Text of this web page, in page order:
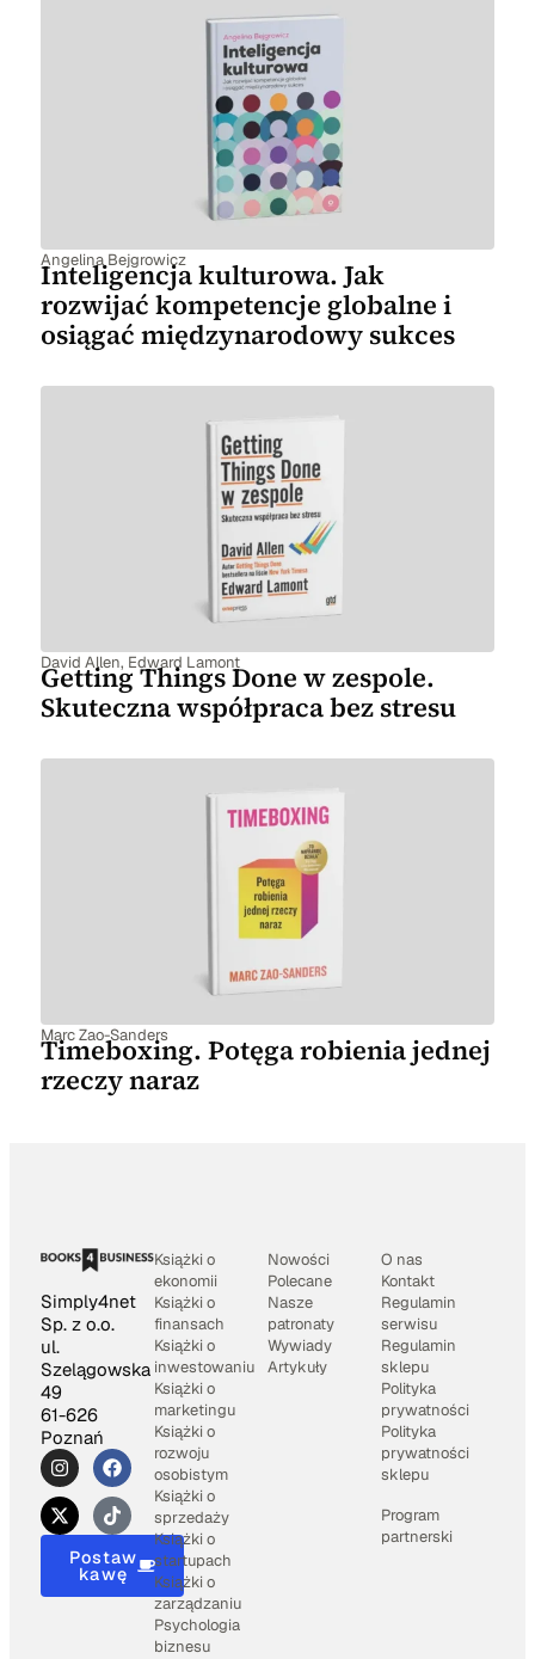
Angelina Bejgrowicz
Inteligencja kulturowa. Jak
rozwijać kompetencje globalne i
osiągać międzynarodowy sukces
David Allen, Edward Lamont
Getting Things Done w zespole.
Skuteczna współpraca bez stresu
Marc Zao-Sanders
Timeboxing. Potęga robienia jednej
rzeczy naraz
Simply4net
Sp. z o.o.
ul.
Szelągowska
49
61-626
Poznań
Postaw
kawę
Książki o
ekonomii
Książki o
finansach
Książki o
inwestowaniu
Książki o
marketingu
Książki o
rozwoju
osobistym
Książki o
sprzedaży
Książki o
startupach
Książki o
zarządzaniu
Psychologia
biznesu
Nowości
Polecane
Nasze
patronaty
Wywiady
Artykuły
O nas
Kontakt
Regulamin
serwisu
Regulamin
sklepu
Polityka
prywatności
Polityka
prywatności
sklepu
Program
partnerski